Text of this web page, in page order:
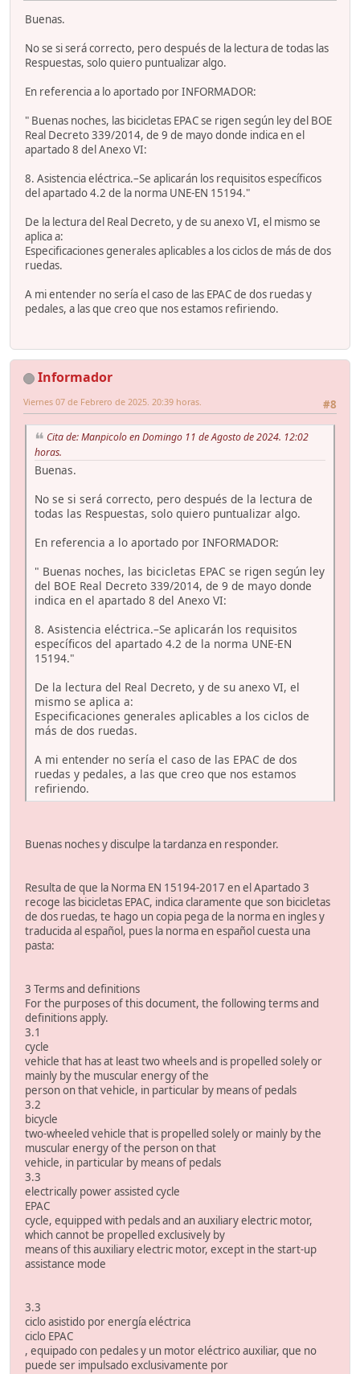
Buenas.
No se si será correcto, pero después de la lectura de todas las
Respuestas, solo quiero puntualizar algo.
En referencia a lo aportado por INFORMADOR:
" Buenas noches, las bicicletas EPAC se rigen según ley del BOE
Real Decreto 339/2014, de 9 de mayo donde indica en el
apartado 8 del Anexo VI:
8. Asistencia eléctrica.–Se aplicarán los requisitos específicos
del apartado 4.2 de la norma UNE-EN 15194."
De la lectura del Real Decreto, y de su anexo VI, el mismo se
aplica a:
Especificaciones generales aplicables a los ciclos de más de dos
ruedas.
A mi entender no sería el caso de las EPAC de dos ruedas y
pedales, a las que creo que nos estamos refiriendo.
Informador
#8
Viernes 07 de Febrero de 2025. 20:39 horas.
Cita de: Manpicolo en Domingo 11 de Agosto de 2024. 12:02
horas.
Buenas.
No se si será correcto, pero después de la lectura de
todas las Respuestas, solo quiero puntualizar algo.
En referencia a lo aportado por INFORMADOR:
" Buenas noches, las bicicletas EPAC se rigen según ley
del BOE Real Decreto 339/2014, de 9 de mayo donde
indica en el apartado 8 del Anexo VI:
8. Asistencia eléctrica.–Se aplicarán los requisitos
específicos del apartado 4.2 de la norma UNE-EN
15194."
De la lectura del Real Decreto, y de su anexo VI, el
mismo se aplica a:
Especificaciones generales aplicables a los ciclos de
más de dos ruedas.
A mi entender no sería el caso de las EPAC de dos
ruedas y pedales, a las que creo que nos estamos
refiriendo.
Buenas noches y disculpe la tardanza en responder.
Resulta de que la Norma EN 15194-2017 en el Apartado 3
recoge las bicicletas EPAC, indica claramente que son bicicletas
de dos ruedas, te hago un copia pega de la norma en ingles y
traducida al español, pues la norma en español cuesta una
pasta:
3 Terms and definitions
For the purposes of this document, the following terms and
definitions apply.
3.1
cycle
vehicle that has at least two wheels and is propelled solely or
mainly by the muscular energy of the
person on that vehicle, in particular by means of pedals
3.2
bicycle
two-wheeled vehicle that is propelled solely or mainly by the
muscular energy of the person on that
vehicle, in particular by means of pedals
3.3
electrically power assisted cycle
EPAC
cycle, equipped with pedals and an auxiliary electric motor,
which cannot be propelled exclusively by
means of this auxiliary electric motor, except in the start-up
assistance mode
3.3
ciclo asistido por energía eléctrica
ciclo EPAC
, equipado con pedales y un motor eléctrico auxiliar, que no
puede ser impulsado exclusivamente por